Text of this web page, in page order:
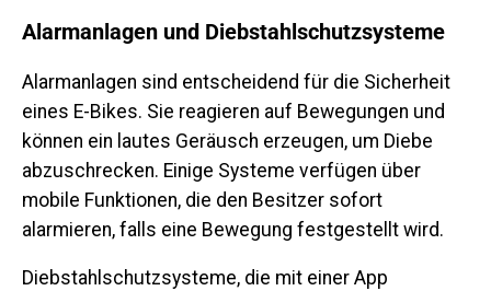
Alarmanlagen und Diebstahlschutzsysteme
Alarmanlagen sind entscheidend für die Sicherheit
eines E-Bikes. Sie reagieren auf Bewegungen und
können ein lautes Geräusch erzeugen, um Diebe
abzuschrecken. Einige Systeme verfügen über
mobile Funktionen, die den Besitzer sofort
alarmieren, falls eine Bewegung festgestellt wird.
Diebstahlschutzsysteme, die mit einer App